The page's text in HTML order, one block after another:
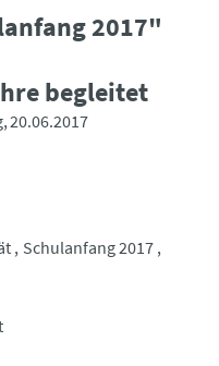
2017"
begleitet
20.06.2017
Schulanfang 2017